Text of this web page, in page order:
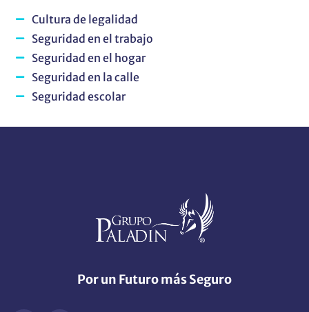
Cultura de legalidad
Seguridad en el trabajo
Seguridad en el hogar
Seguridad en la calle
Seguridad escolar
Por un Futuro más Seguro